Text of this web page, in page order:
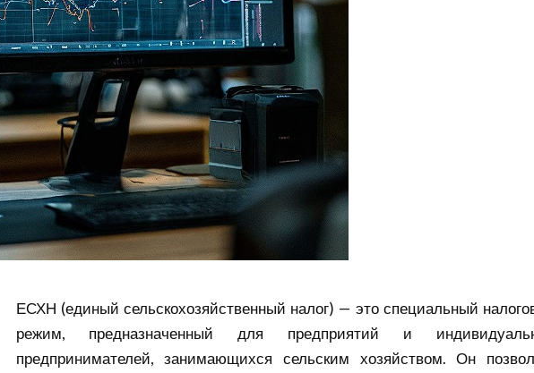
ЕСХН (единый сельскохозяйственный налог) — это специальный
режим, предназначенный для предприятий и
предпринимателей, занимающихся сельским хозяйством. Он